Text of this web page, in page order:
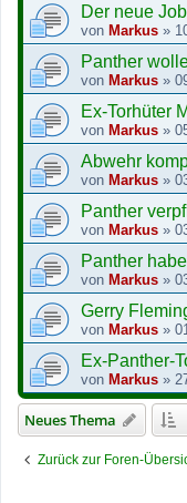
Der neue
von Markus »
Panther
von Markus »
Ex-Torhüter
von Markus »
Abwehr
von Markus »
Panther
von Markus »
Panther
von Markus »
Gerry
von Markus »
Ex-Panther-
von Markus »
Neues Thema
Zurück zur Foren-